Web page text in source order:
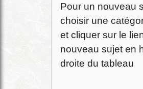
Pour un nouveau
choisir une
et cliquer sur le
nouveau sujet en
droite du tableau